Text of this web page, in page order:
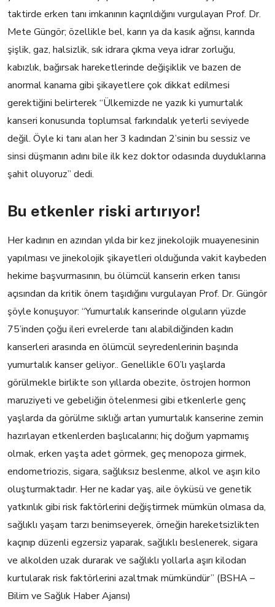
taktirde erken tanı imkanının kaçırıldığını vurgulayan Prof. Dr.
Mete Güngör; özellikle bel, karın ya da kasık ağrısı, karında
şişlik, gaz, halsizlik, sık idrara çıkma veya idrar zorluğu,
kabızlık, bağırsak hareketlerinde değişiklik ve bazen de
anormal kanama gibi şikayetlere çok dikkat edilmesi
gerektiğini belirterek “Ülkemizde ne yazık ki yumurtalık
kanseri konusunda toplumsal farkındalık yeterli seviyede
değil. Öyle ki tanı alan her 3 kadından 2’sinin bu sessiz ve
sinsi düşmanın adını bile ilk kez doktor odasında duyduklarına
şahit oluyoruz” dedi.
Bu etkenler riski artırıyor!
Her kadının en azından yılda bir kez jinekolojik muayenesinin
yapılması ve jinekolojik şikayetleri olduğunda vakit kaybeden
hekime başvurmasının, bu ölümcül kanserin erken tanısı
açısından da kritik önem taşıdığını vurgulayan Prof. Dr. Güngör
şöyle konuşuyor: “Yumurtalık kanserinde olguların yüzde
75’inden çoğu ileri evrelerde tanı alabildiğinden kadın
kanserleri arasında en ölümcül seyredenlerinin başında
yumurtalık kanser geliyor.. Genellikle 60’lı yaşlarda
görülmekle birlikte son yıllarda obezite, östrojen hormon
maruziyeti ve gebeliğin ötelenmesi gibi etkenlerle genç
yaşlarda da görülme sıklığı artan yumurtalık kanserine zemin
hazırlayan etkenlerden başlıcalarını; hiç doğum yapmamış
olmak, erken yaşta adet görmek, geç menopoza girmek,
endometriozis, sigara, sağlıksız beslenme, alkol ve aşırı kilo
oluşturmaktadır. Her ne kadar yaş, aile öyküsü ve genetik
yatkınlık gibi risk faktörlerini değiştirmek mümkün olmasa da,
sağlıklı yaşam tarzı benimseyerek, örneğin hareketsizlikten
kaçınıp düzenli egzersiz yaparak, sağlıklı beslenerek, sigara
ve alkolden uzak durarak ve sağlıklı yollarla aşırı kilodan
kurtularak risk faktörlerini azaltmak mümkündür” (BSHA –
Bilim ve Sağlık Haber Ajansı)